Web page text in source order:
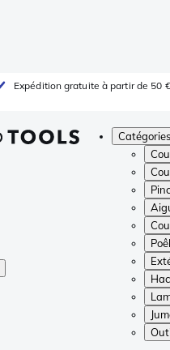
Expédition gratuite à partir de 50 €
Catégories